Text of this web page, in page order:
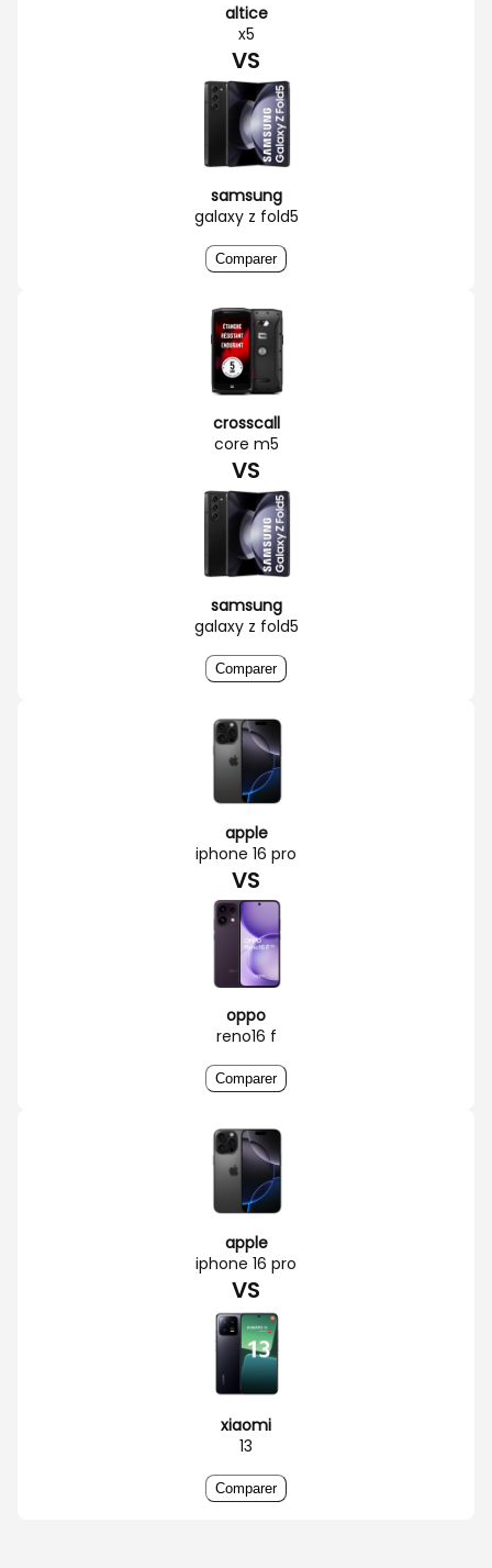
altice
x5
VS
samsung
galaxy z fold5
Comparer
crosscall
core m5
VS
samsung
galaxy z fold5
Comparer
apple
iphone 16 pro
VS
oppo
reno16 f
Comparer
apple
iphone 16 pro
VS
xiaomi
13
Comparer